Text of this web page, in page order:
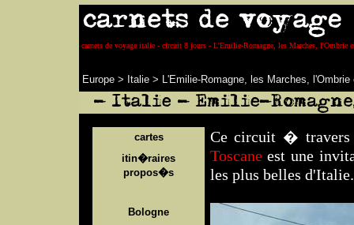
carnets de voyage italie - circuit 8 jours - L'Emilie-Romagne, les Marches, l'Ombrie
Europe > Italie > L'Emilie-Romagne, les Marches, l'Ombrie
cartes
itin�raires
propos�s
Bologne
Ce circuit �
Toscaneest une
les plus belles d'Italie.